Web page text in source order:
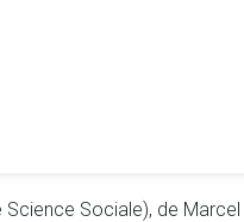
Sociale), de Marcel